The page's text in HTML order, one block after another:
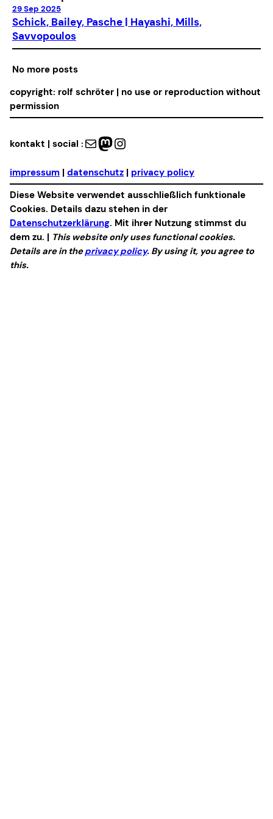
29 Sep 2025
Schick, Bailey, Pasche | Hayashi, Mills,
Savvopoulos
No more posts
copyright: rolf schröter | no use or reproduction without
permission
kontakt | social : Mail Mastodon Instagram
impressum | datenschutz | privacy policy
Diese Website verwendet ausschließlich funktionale
Cookies. Details dazu stehen in der
Datenschutzerklärung. Mit ihrer Nutzung stimmst du
dem zu. | This website only uses functional cookies.
Details are in theprivacy policy. By using it, you agree to
this.